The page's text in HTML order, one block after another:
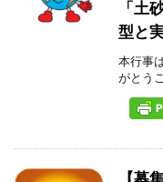
「土
型と
本行事
がとう